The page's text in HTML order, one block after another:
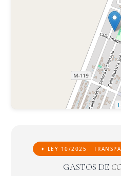
✦ LEY 10/2025 ·
GASTOS DE